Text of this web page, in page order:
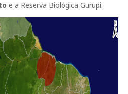
e a Reserva Biológica Gurupi.